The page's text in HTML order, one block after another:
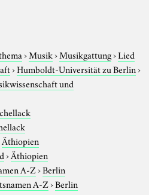
›Musik›Musikgattung›Lied
›Humboldt-Universität zu Berlin›
und
Äthiopien
›Äthiopien
A-Z›Berlin
A-Z›Berlin